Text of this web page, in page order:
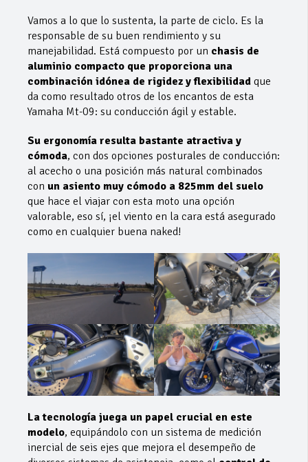
Vamos a lo que lo sustenta, la parte de ciclo. Es la
responsable de su buen rendimiento y su
manejabilidad. Está compuesto por un chasis de
aluminio compacto que proporciona una
combinación idónea de rigidez y flexibilidad que
da como resultado otros de los encantos de esta
Yamaha Mt-09: su conducción ágil y estable.
Su ergonomía resulta bastante atractiva y
cómoda, con dos opciones posturales de conducción:
al acecho o una posición más natural combinados
con un asiento muy cómodo a 825mm del suelo
que hace el viajar con esta moto una opción
valorable, eso sí, ¡el viento en la cara está asegurado
como en cualquier buena naked!
La tecnología juega un papel crucial en este
modelo, equipándolo con un sistema de medición
inercial de seis ejes que mejora el desempeño de